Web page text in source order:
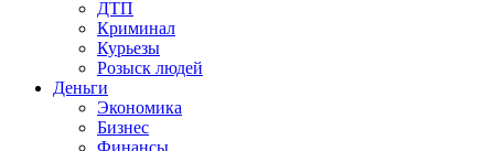
ДТП
Криминал
Курьезы
Розыск людей
Деньги
Экономика
Бизнес
Финансы